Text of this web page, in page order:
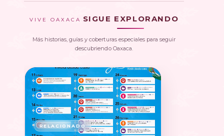
VIVE OAXACA SIGUE EXPLORANDO
Más historias, guías y coberturas especiales para seguir
descubriendo Oaxaca.